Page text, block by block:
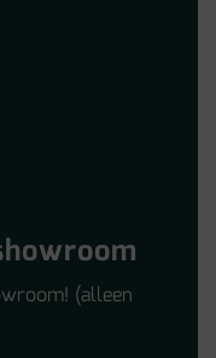
(alleen